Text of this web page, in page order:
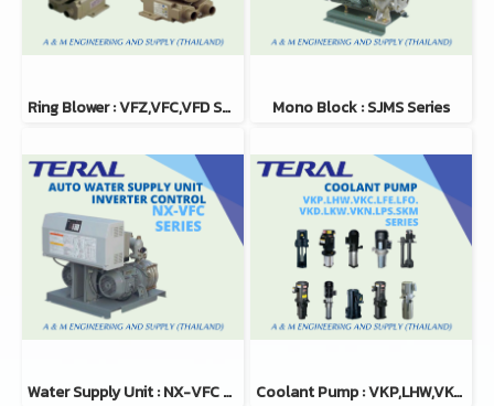
Ring Blower : VFZ,VFC,VFD Series Mono Block : SJMS Series
Water Supply Unit : NX-VFC Series Coolant Pump : VKP,LHW,VKC,LFE,LFO,VKD,LKW,VKN,LPS,SKM Series